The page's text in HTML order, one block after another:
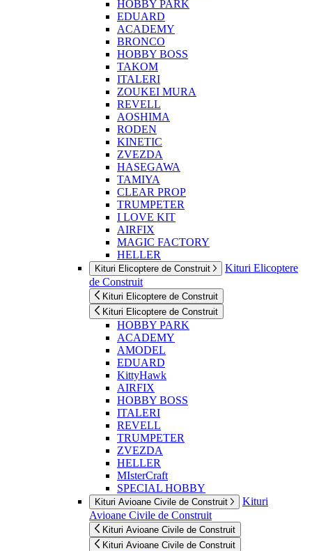
HOBBY PARK
EDUARD
ACADEMY
BRONCO
HOBBY BOSS
TAKOM
ITALERI
ZOUKEI MURA
REVELL
AOSHIMA
RODEN
KINETIC
ZVEZDA
HASEGAWA
TAMIYA
CLEAR PROP
TRUMPETER
I LOVE KIT
AIRFIX
MAGIC FACTORY
HELLER
Kituri Elicoptere de Construit
Kituri Elicoptere
de Construit
Kituri Elicoptere de Construit
Kituri Elicoptere de Construit
HOBBY PARK
ACADEMY
AMODEL
EDUARD
KittyHawk
AIRFIX
HOBBY BOSS
ITALERI
REVELL
TRUMPETER
ZVEZDA
HELLER
MIsterCraft
SPECIAL HOBBY
Kituri Avioane Civile de Construit
Kituri
Avioane Civile de Construit
Kituri Avioane Civile de Construit
Kituri Avioane Civile de Construit